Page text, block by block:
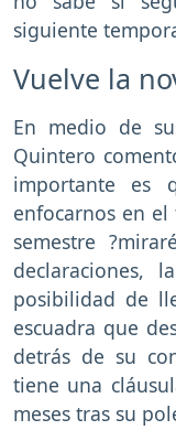
siguiente
Vuelve la
En medio de
Quintero
importante es
enfocarnos en
semestre
declaraciones,
posibilidad de
escuadra que
detrás de su
tiene una
meses tras su